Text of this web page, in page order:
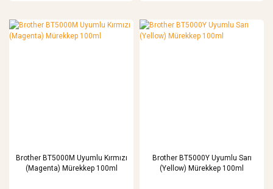
Brother BT5000M Uyumlu Kırmızı
(Magenta) Mürekkep 100ml
Brother BT5000Y Uyumlu Sarı
(Yellow) Mürekkep 100ml